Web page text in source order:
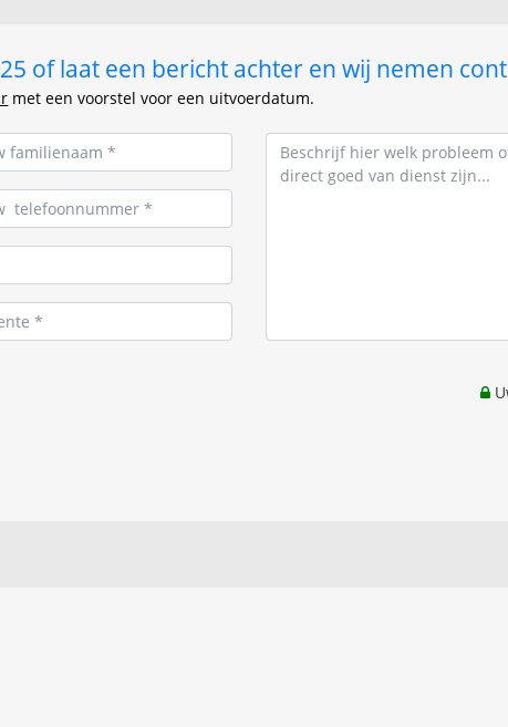
of laat een bericht achter en wij nemen
met een voorstel voor een uitvoerdatum.